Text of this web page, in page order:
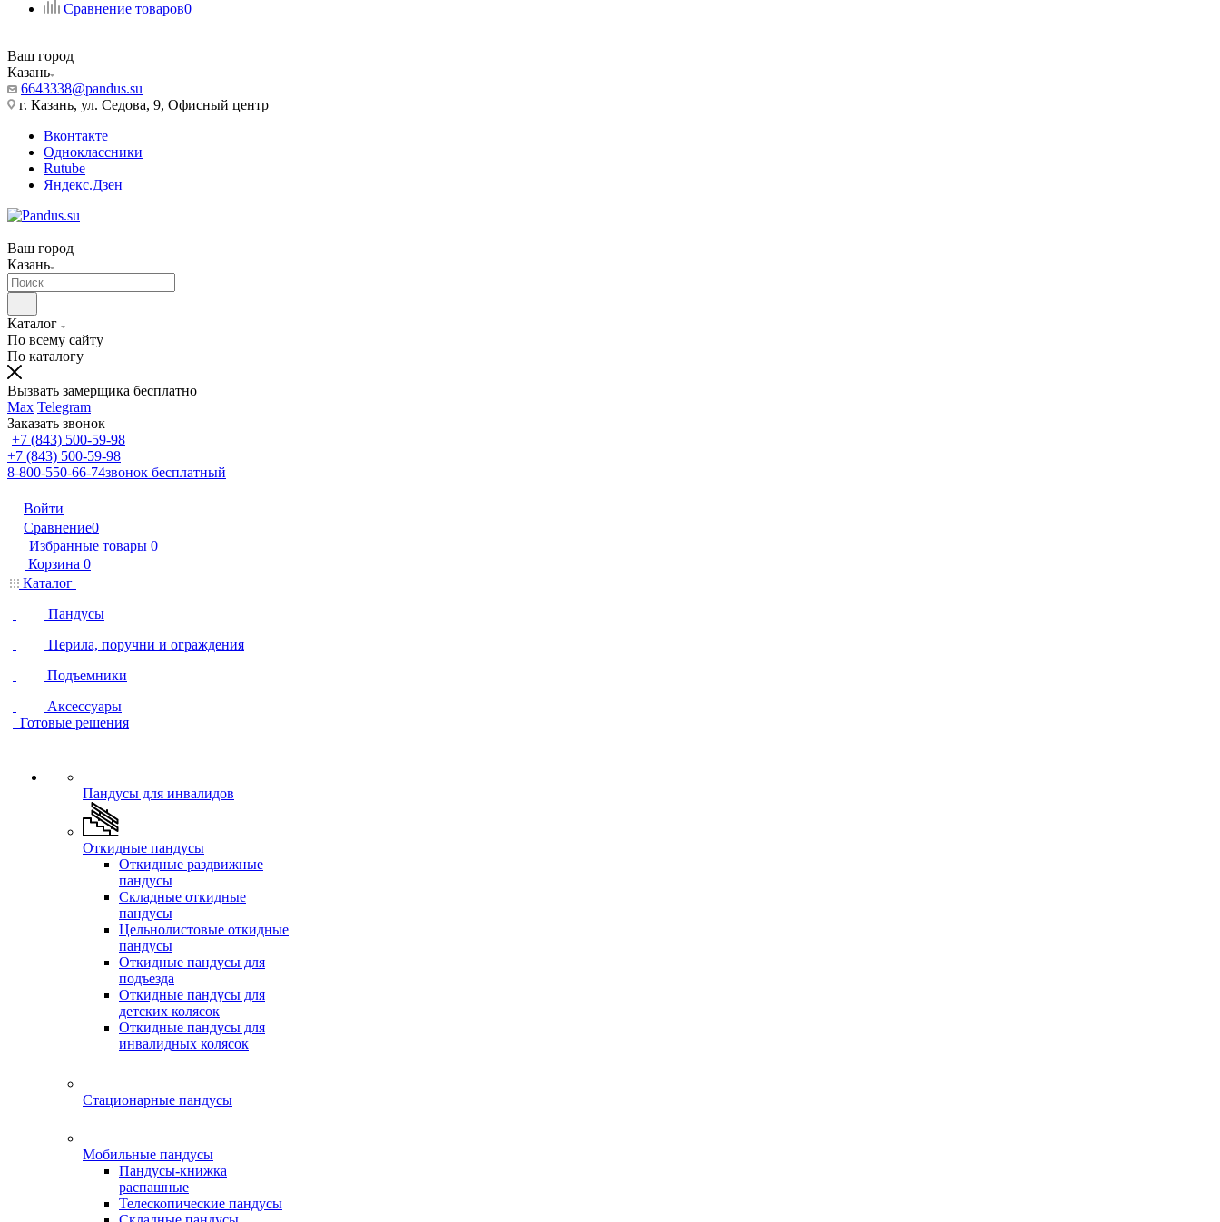
Сравнение товаров0
Ваш город
Казань
6643338@pandus.su
г. Казань, ул. Седова, 9, Офисный центр
Вконтакте
Одноклассники
Rutube
Яндекс.Дзен
Ваш город
Казань
Каталог
По всему сайту
По каталогу
Вызвать замерщика бесплатно
Max Telegram
Заказать звонок
+7 (843) 500-59-98
+7 (843) 500-59-98
8-800-550-66-74звонок бесплатный
Войти
Сравнение0
Избранные товары 0
Корзина 0
Каталог
Пандусы
Перила, поручни и ограждения
Подъемники
Аксессуары
Готовые решения
Пандусы для инвалидов
Откидные пандусы
Откидные раздвижные
пандусы
Складные откидные
пандусы
Цельнолистовые откидные
пандусы
Откидные пандусы для
подъезда
Откидные пандусы для
детских колясок
Откидные пандусы для
инвалидных колясок
Стационарные пандусы
Мобильные пандусы
Пандусы-книжка
распашные
Телескопические пандусы